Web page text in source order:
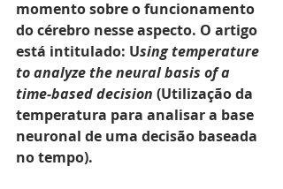
momento sobre o funcionamento
do cérebro nesse aspecto. O artigo
está intitulado: Using temperature
to analyze the neural basis of a
time-based decision (Utilização da
temperatura para analisar a base
neuronal de uma decisão baseada
no tempo).